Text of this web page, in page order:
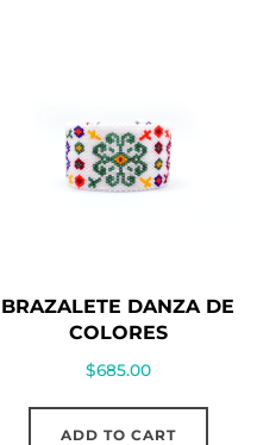
BRAZALETE DANZA DE
COLORES
$685.00
ADD TO CART